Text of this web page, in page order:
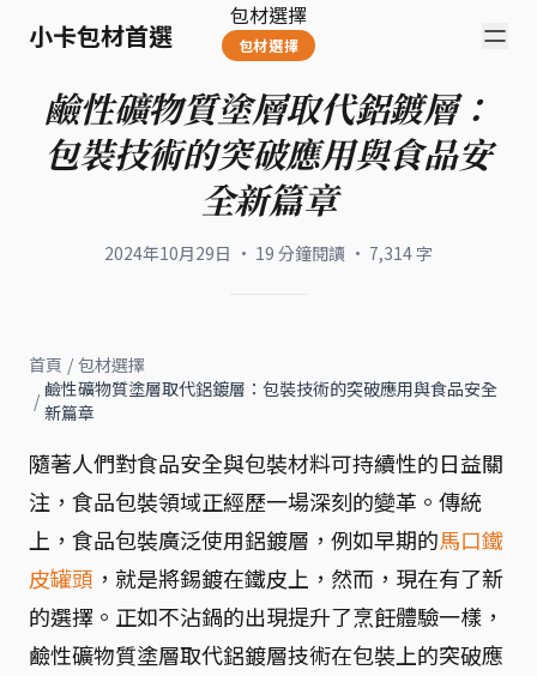
小卡包材首選
包材選擇
包材選擇
鹼性礦物質塗層取代鋁鍍層：
包裝技術的突破應用與食品安
全新篇章
2024年10月29日 · 19 分鐘閱讀 · 7,314字
首頁 / 包材選擇
/ 鹼性礦物質塗層取代鋁鍍層：包裝技術的突破應用與食品安全
新篇章
隨著人們對食品安全與包裝材料可持續性的日益關
注，食品包裝領域正經歷一場深刻的變革。傳統
上，食品包裝廣泛使用鋁鍍層，例如早期的馬口鐵
皮罐頭 ，就是將錫鍍在鐵皮上，然而，現在有了新
的選擇。正如不沾鍋的出現提升了烹飪體驗一樣，
鹼性礦物質塗層取代鋁鍍層技術在包裝上的突破應